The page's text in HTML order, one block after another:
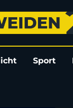
im
Sport